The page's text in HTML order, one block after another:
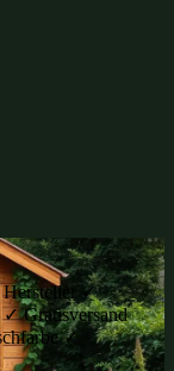
Hersteller ✓
Gratisversand
✓